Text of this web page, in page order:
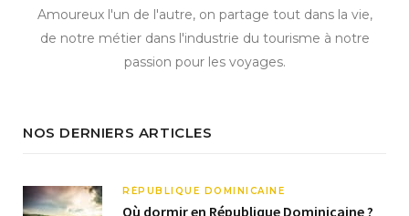
Amoureux l'un de l'autre, on partage tout dans la vie,
de notre métier dans l'industrie du tourisme à notre
passion pour les voyages.
NOS DERNIERS ARTICLES
RÉPUBLIQUE DOMINICAINE
Où dormir en République Dominicaine ?